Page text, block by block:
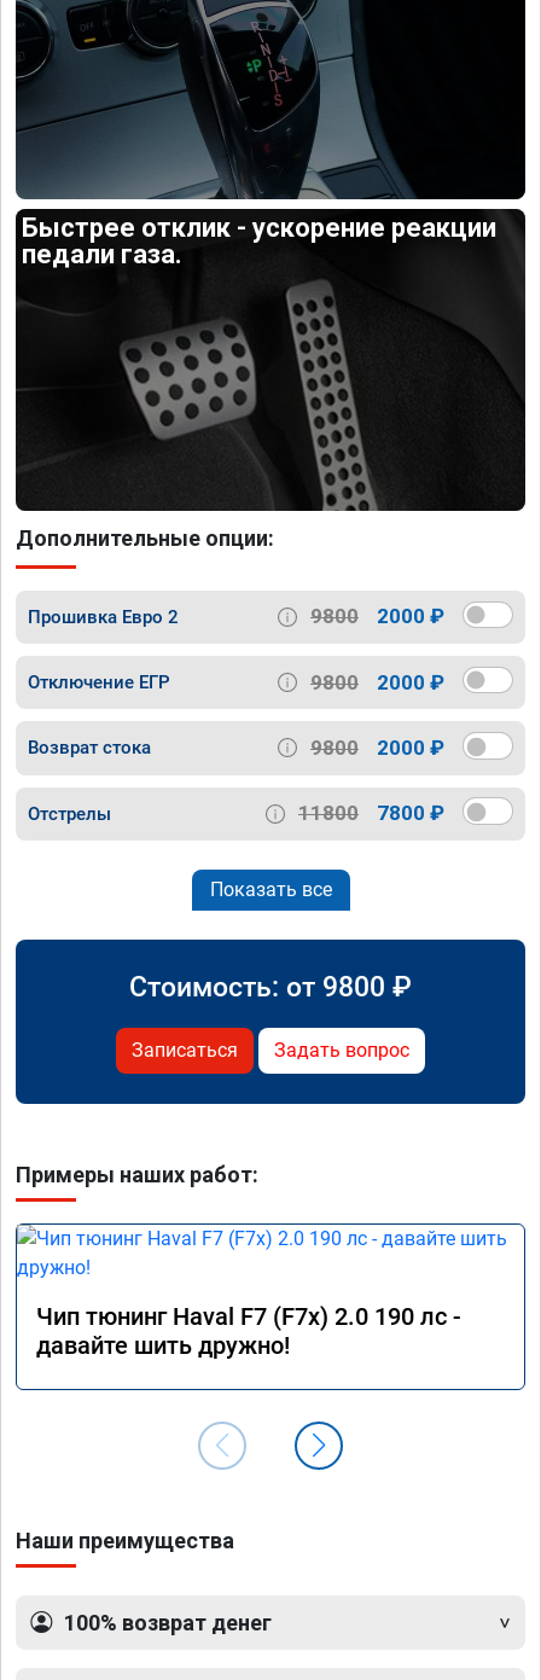
Быстрее отклик - ускорение реакции
педали газа.
Дополнительные опции:
Прошивка Евро 2 9800 2000 ₽
Отключение ЕГР 9800 2000 ₽
Возврат стока 9800 2000 ₽
Отстрелы 11800 7800 ₽
Показать все
Стоимость: от 9800 ₽
Записаться Задать вопрос
Примеры наших работ:
Чип тюнинг Haval F7 (F7x) 2.0 190 лс -
давайте шить дружно!
Наши преимущества
100% возврат денег